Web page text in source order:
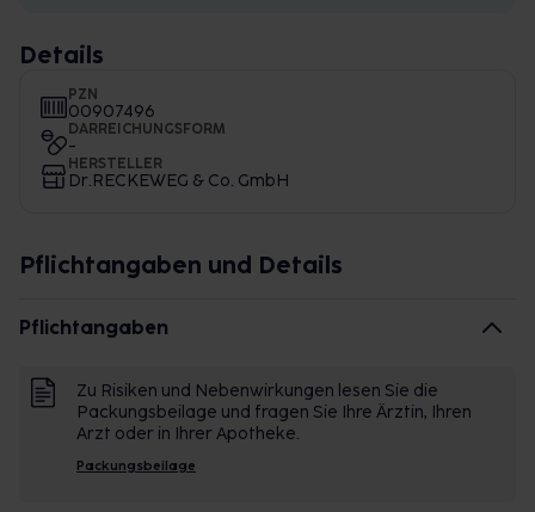
Details
PZN
00907496
DARREICHUNGSFORM
-
HERSTELLER
Dr.RECKEWEG & Co. GmbH
Pflichtangaben und Details
Pflichtangaben
Zu Risiken und Nebenwirkungen lesen Sie die
Packungsbeilage und fragen Sie Ihre Ärztin, Ihren
Arzt oder in Ihrer Apotheke.
Packungsbeilage